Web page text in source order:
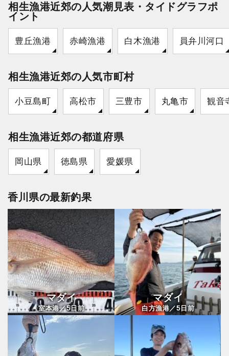
相生漁港近郊の人気潮見表・タイドグラフポ
イント
豊丘漁港 赤崎漁港 白木漁港 員弁川河口
相生漁港近郊の人気市町村
小豆島町 高松市 三豊市 丸亀市 観音
相生漁港近郊の都道府県
岡山県 徳島県 愛媛県
香川県の最新釣果
マダイ
室本港／5日前
マダイ
白方漁港／5 日前